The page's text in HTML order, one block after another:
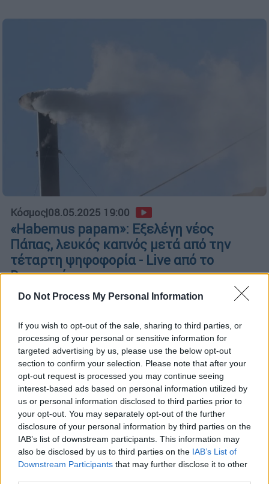
Do Not Process My Personal Information
If you wish to opt-out of the sale, sharing to third parties, or
processing of your personal or sensitive information for
targeted advertising by us, please use the below opt-out
section to confirm your selection. Please note that after your
opt-out request is processed you may continue seeing
interest-based ads based on personal information utilized by
us or personal information disclosed to third parties prior to
your opt-out. You may separately opt-out of the further
disclosure of your personal information by third parties on the
IAB’s list of downstream participants. This information may
also be disclosed by us to third parties on the IAB’s List of
Downstream Participants that may further disclose it to other
Κόσμος|08.05.2025 19:00
«Habemus papam»: Εξελέγη νέος
Πάπας, λευκός καπνός μετά από την
τέταρτη ψηφοφορία - Live από το
Βατικανό
Πανηγυρισμοί στην πλατεία του Αγίου